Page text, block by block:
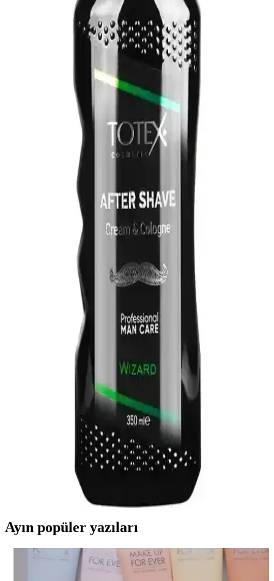
Erkekler İçin Kalıcı ve Ferah Kolonya Özellikleri ve
Kullanım İpuçları
Erkekler için uzun süre etkili ve ferahlatıcı kolonya özellikleri,
kullanım önerileri ve saklama ipuçlarıyla günlük bakımınıza değer
Perfume Atelier Bergamot Tea 270 ML Eau de
Cologne Zarif ve Kalıcı Koku Deneyimi
Bergamot Tea, 270 ml şık tasarımı ve yüksek esans oranıyla ferah,
kalıcı ve sofistike bir koku sunar. Gün boyunca tazelik ve özgüven
sağlar, estetik şişe tasarımıyla dikkat çeker.
Erkek Bakımında Kolonya No 4: Ferahlık ve
Şıklığın Günlük Kullanım Rehberi
Erkek bakımında Kolonya No 4, ferahlatıcı etkisi ve şık tasarımıyla
günlük ve özel kullanımlar için ideal, hafif yapısıyla rahatlatıcı
Kalıcı ve Ferah Erkek Kolonyası Seçiminde Dikkat
Edilmesi Gerekenler
Kalıcı ve ferah erkek kolonyası seçiminde formülasyon, içerik ve
markalara dikkat edin. Doğru seçimle gün boyunca tazelik ve
Arko Men Black Edition Traş Kolonyası: Erkek
Bakımında Modern ve Kalıcı Çözüm
Arko Men Black Edition Traş Kolonyası, şık tasarımı ve kalıcı
kokusuyla erkek bakımında öne çıkıyor. Hafif yapısı ve cilt dostu
formülü sayesinde ferahlatıcı ve uzun süre tazelik sağlar.
Totex Wizard Tıraş Sonrası Krem ve Kolonya ile
Erkek Bakımında Yeni Dönem
Totex Wizard serisinin tıraş sonrası krem ve kolonya seti, ferahlatıcı
ve nemlendirici etkileriyle erkek bakımını kolaylaştırır. Kalıcı koku
ve ergonomik tasarımıyla günlük kullanıma uygun, Türkiye
Ayın popüler yazıları